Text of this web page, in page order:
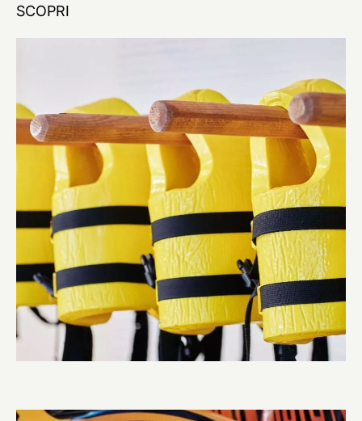
SCOPRI